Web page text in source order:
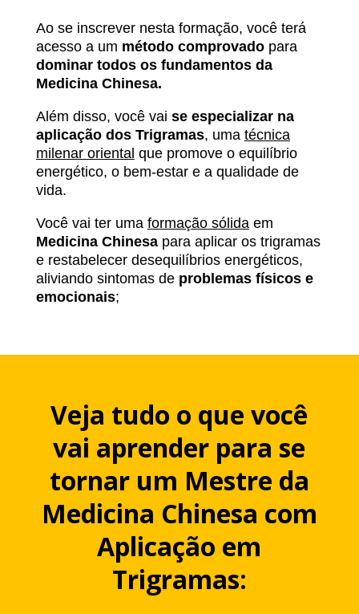
Ao se inscrever nesta formação, você terá
acesso a um método comprovadopara
dominar todos os fundamentos da
Medicina Chinesa.
Além disso, você vai se especializar na
aplicação dos Trigramas, uma técnica
milenar oriental que promove o equilíbrio
energético, o bem-estar e a qualidade de
vida.
Você vai ter uma formação sólidaem
Medicina Chinesapara aplicar os trigramas
e restabelecer desequilíbrios energéticos,
aliviando sintomas de problemas físicos e
emocionais;
Veja tudo o que você
vai aprender para se
tornar um Mestre da
Medicina Chinesa com
Aplicação em
Trigramas: